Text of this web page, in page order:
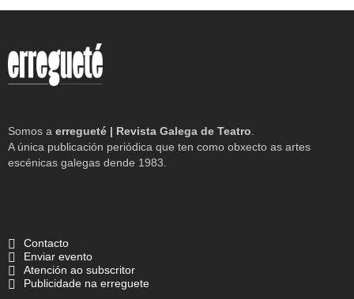
Somos a erregueté | Revista Galega de Teatro
A única publicación periódica que ten como obxecto as artes
escénicas galegas dende 1983.
Contacto
Enviar evento
Atención ao subscritor
Publicidade na erreguete